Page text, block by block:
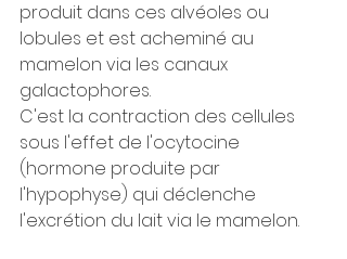
produit dans ces alvéoles ou
lobules et est acheminé au
mamelon via les canaux
galactophores.
C'est la contraction des cellules
sous l'effet de l'ocytocine
(hormone produite par
l'hypophyse) qui déclenche
l'excrétion du lait via le mamelon.